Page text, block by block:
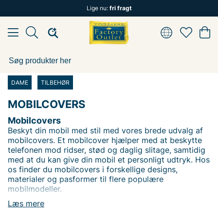
Lige nu: fri fragt
DAME TILBEHØR
MOBILCOVERS
Læs mere
Mobilcovers
Beskyt din mobil med stil med vores brede udvalg af
mobilcovers. Et mobilcover hjælper med at beskytte
telefonen mod ridser, stød og daglig slitage, samtidig
med at du kan give din mobil et personligt udtryk. Hos
os finder du mobilcovers i forskellige designs,
materialer og pasformer til flere populære
mobilmodeller.
Vælg mellem tynde og enkle covers, mere robuste